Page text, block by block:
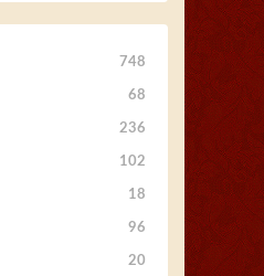
748
68
236
102
18
96
20